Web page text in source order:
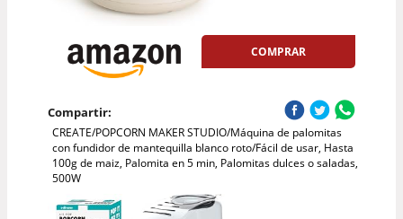
COMPRAR
Compartir:
CREATE/POPCORN MAKER STUDIO/Máquina de palomitas
con fundidor de mantequilla blanco roto/Fácil de usar, Hasta
100g de maiz, Palomita en 5 min, Palomitas dulces o saladas,
500W